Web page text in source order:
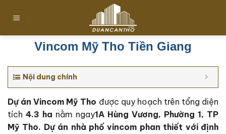
đến
Vincom Mỹ Tho Tiền Giang
Nội dung chính
Dự án Vincom Mỹ Tho được quy hoạch trên tổng diện
tích 4.3 ha nằm ngay1A Hùng Vương, Phường 1, TP
Mỹ Tho. Dự án nhà phố vincom phan thiết với định